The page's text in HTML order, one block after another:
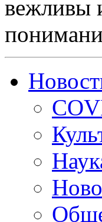
вежливы